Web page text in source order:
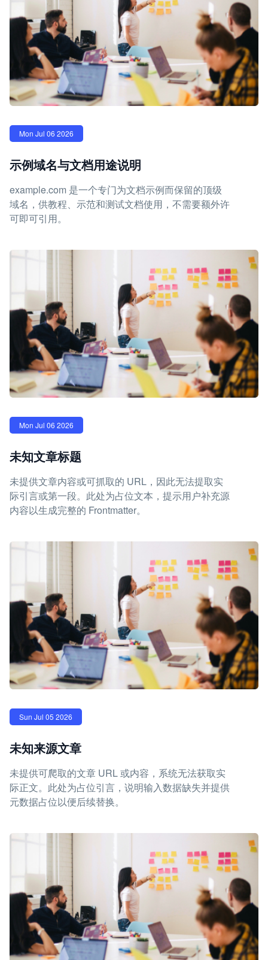
Mon Jul 06 2026
示例域名与文档用途说明
example.com 是一个专门为文档示例而保留的顶级
域名，供教程、示范和测试文档使用，不需要额外许
可即可引用。
Mon Jul 06 2026
未知文章标题
未提供文章内容或可抓取的 URL，因此无法提取实
际引言或第一段。此处为占位文本，提示用户补充源
内容以生成完整的 Frontmatter。
Sun Jul 05 2026
未知来源文章
未提供可爬取的文章 URL 或内容，系统无法获取实
际正文。此处为占位引言，说明输入数据缺失并提供
元数据占位以便后续替换。